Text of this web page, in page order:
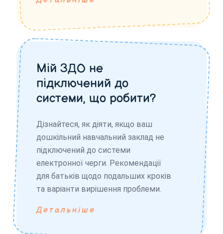
Мій ЗДО не
підключений до
системи, що робити?
Дізнайтеся, як діяти, якщо ваш
дошкільний навчальний заклад не
підключений до системи
електронної черги. Рекомендації
для батьків щодо подальших кроків
та варіанти вирішення проблеми.
Детальніше